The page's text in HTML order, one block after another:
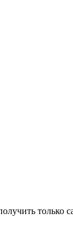
только